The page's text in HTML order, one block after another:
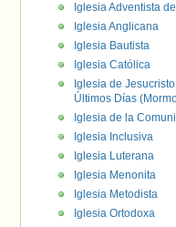
Iglesia Adventista
Iglesia Anglicana
Iglesia Bautista
Iglesia Católica
Iglesia de
Últimos Días
Iglesia de la
Iglesia Inclusiva
Iglesia Luterana
Iglesia Menonita
Iglesia Metodista
Iglesia Ortodoxa